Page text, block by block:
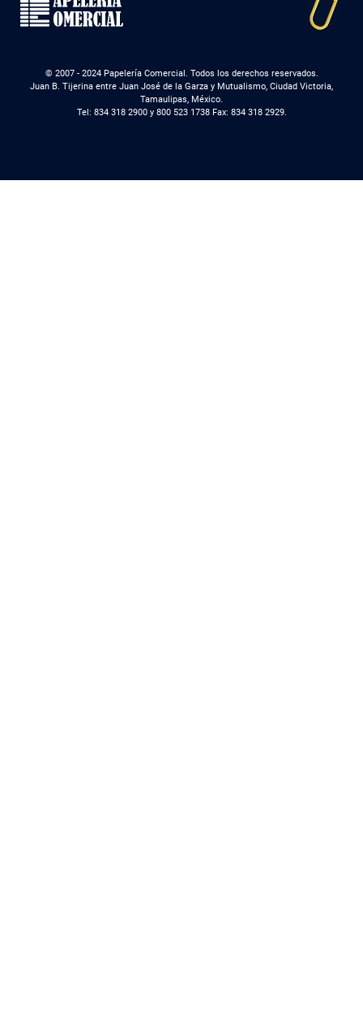
© 2007 - 2024 Papelería Comercial. Todos los derechos reservados.
Juan B. Tijerina entre Juan José de la Garza y Mutualismo, Ciudad Victoria,
Tamaulipas, México.
Tel: 834 318 2900 y 800 523 1738 Fax: 834 318 2929.